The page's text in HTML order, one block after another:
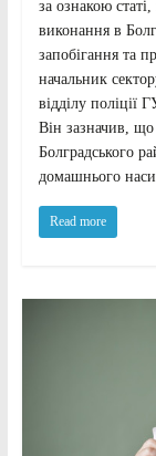
за ознакою
виконання в
запобігання та
начальник
відділу поліції
Він зазначив, що
Болградського
домашнього
Read more